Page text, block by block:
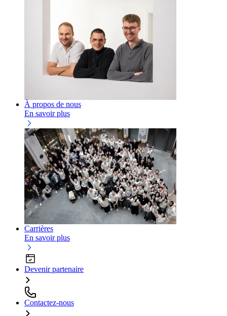
À propos de nous
En savoir plus
Carrières
En savoir plus
Devenir partenaire
Contactez-nous